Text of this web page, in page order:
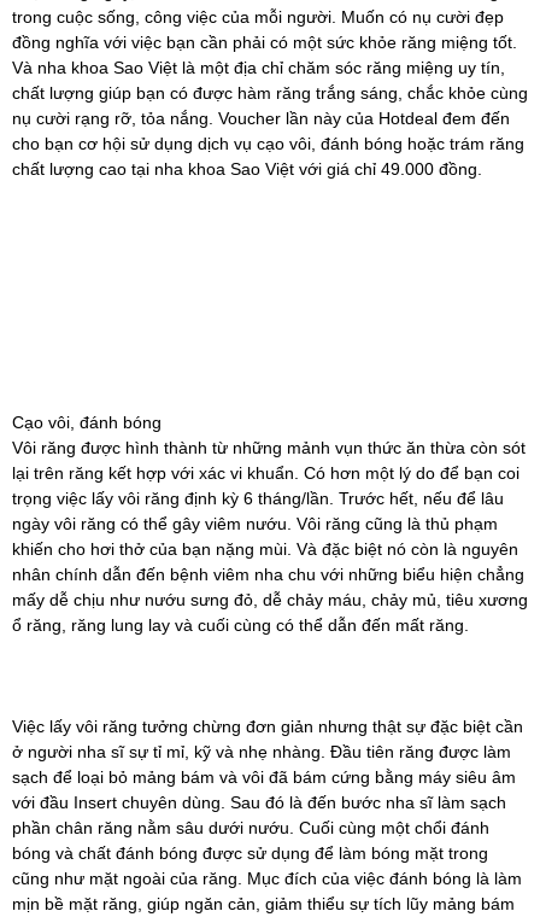
trong cuộc sống, công việc của mỗi người. Muốn có nụ cười đẹp
đồng nghĩa với việc bạn cần phải có một sức khỏe răng miệng tốt.
Và nha khoa Sao Việt là một địa chỉ chăm sóc răng miệng uy tín,
chất lượng giúp bạn có được hàm răng trắng sáng, chắc khỏe cùng
nụ cười rạng rỡ, tỏa nắng. Voucher lần này của Hotdeal đem đến
cho bạn cơ hội sử dụng dịch vụ cạo vôi, đánh bóng hoặc trám răng
chất lượng cao tại nha khoa Sao Việt với giá chỉ 49.000 đồng.
Cạo vôi, đánh bóng
Vôi răng được hình thành từ những mảnh vụn thức ăn thừa còn sót
lại trên răng kết hợp với xác vi khuẩn. Có hơn một lý do để bạn coi
trọng việc lấy vôi răng định kỳ 6 tháng/lần. Trước hết, nếu để lâu
ngày vôi răng có thể gây viêm nướu. Vôi răng cũng là thủ phạm
khiến cho hơi thở của bạn nặng mùi. Và đặc biệt nó còn là nguyên
nhân chính dẫn đến bệnh viêm nha chu với những biểu hiện chẳng
mấy dễ chịu như nướu sưng đỏ, dễ chảy máu, chảy mủ, tiêu xương
ổ răng, răng lung lay và cuối cùng có thể dẫn đến mất răng.
Việc lấy vôi răng tưởng chừng đơn giản nhưng thật sự đặc biệt cần
ở người nha sĩ sự tỉ mỉ, kỹ và nhẹ nhàng. Đầu tiên răng được làm
sạch để loại bỏ mảng bám và vôi đã bám cứng bằng máy siêu âm
với đầu Insert chuyên dùng. Sau đó là đến bước nha sĩ làm sạch
phần chân răng nằm sâu dưới nướu. Cuối cùng một chổi đánh
bóng và chất đánh bóng được sử dụng để làm bóng mặt trong
cũng như mặt ngoài của răng. Mục đích của việc đánh bóng là làm
mịn bề mặt răng, giúp ngăn cản, giảm thiểu sự tích lũy mảng bám